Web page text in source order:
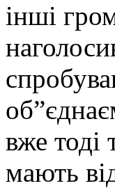
інші
вже тоді
мають